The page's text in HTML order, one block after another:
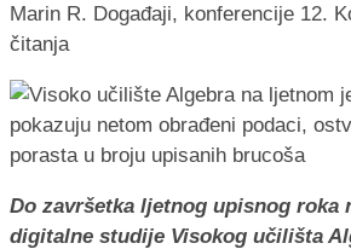
Marin R. Događaji, konferencije 12.
čitanja
Do završetka ljetnog upisnog roka
digitalne studije Visokog učilišta